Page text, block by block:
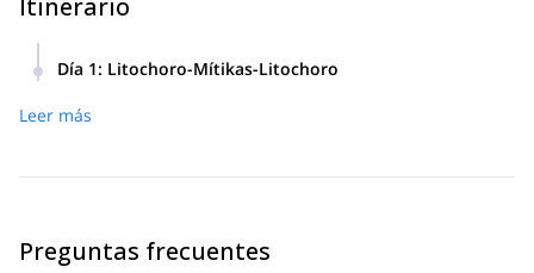
Itinerario
Día 1: Litochoro-Mítikas-Litochoro
Litochoro.
12.30-13.00 pm - Regresamos por el mismo camino a
Leer más
Preguntas frecuentes